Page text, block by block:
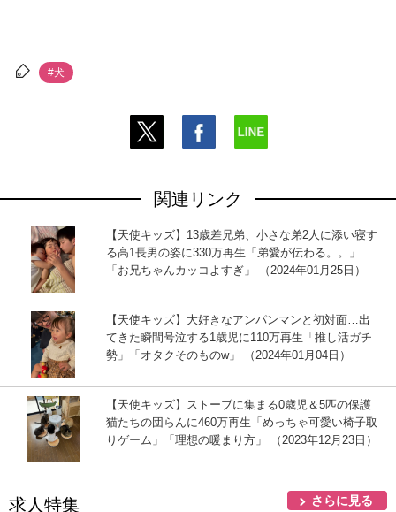
#犬
関連リンク
【天使キッズ】13歳差兄弟、小さな弟2人に添い寝す
る高1長男の姿に330万再生「弟愛が伝わる。。」
「お兄ちゃんカッコよすぎ」 （2024年01月25日）
【天使キッズ】大好きなアンパンマンと初対面…出
てきた瞬間号泣する1歳児に110万再生「推し活ガチ
勢」「オタクそのものw」 （2024年01月04日）
【天使キッズ】ストーブに集まる0歳児＆5匹の保護
猫たちの団らんに460万再生「めっちゃ可愛い椅子取
りゲーム」「理想の暖まり方」 （2023年12月23日）
求人特集 さらに見る